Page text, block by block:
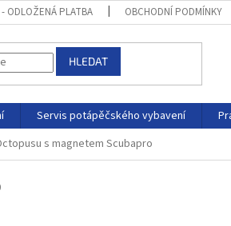
- ODLOŽENÁ PLATBA OBCHODNÍ PODMÍNKY
HLEDAT
Servis potápěčského vybavení
s magnetem Scubapro